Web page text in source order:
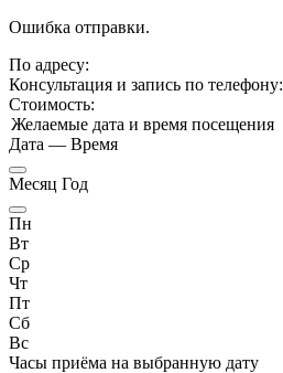
Ошибка отправки.
По адресу:
Консультация и запись по телефону:
Стоимость:
Желаемые дата и время посещения
Дата — Время
Месяц Год
Пн
Вт
Ср
Чт
Пт
Сб
Вс
Часы приёма на выбранную дату